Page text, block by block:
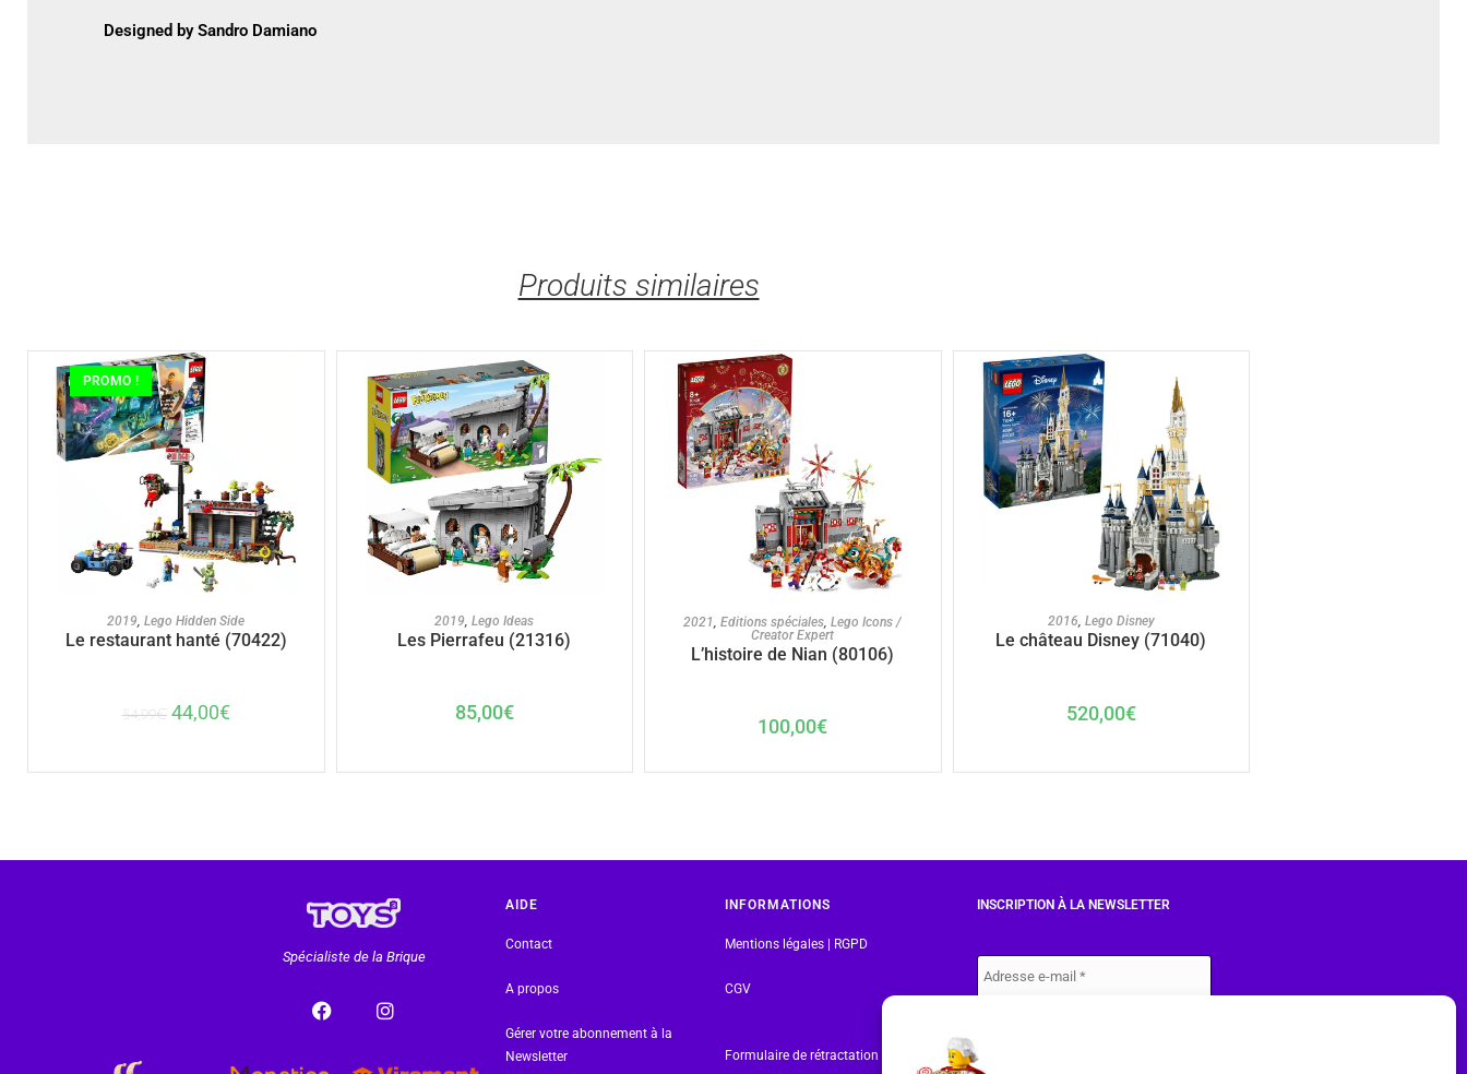
Designed by Sandro Damiano
Produits similaires
PROMO !
AJOUTER AU PANIER
2019 ,Lego Hidden Side
Le restaurant hanté (70422)
54,99€ 44,00€
AJOUTER AU PANIER
2019,Lego Ideas
Les Pierrafeu (21316)
85,00€
AJOUTER AU PANIER
2021 ,Editions spéciales ,Lego Icons /
Creator Expert
L’histoire de Nian (80106)
100,00€
AJOUTER AU PANIER
2016, Lego Disney
Le château Disney (71040)
520,00€
Spécialiste de la Brique
AIDE
Contact
A propos
Gérer votre abonnement à la
Newsletter
INFORMATIONS
Mentions légales | RGPD
CGV
Formulaire de rétractation
INSCRIPTION À LA NEWSLETTER